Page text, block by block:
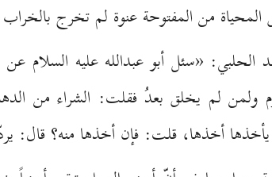
المحياة من المفتوحة عنوة لم تخرج
«سئل أبو عبدالله عليه السلام عن
ولمن لم يخلق بعدُ فقلت: الشراء من
يأخذها أخذها، قلت: فإن أخذها منه؟ قال: